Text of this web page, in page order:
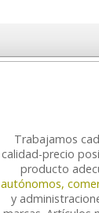
Trabajamos
calidad-precio
producto
autónomos,
y